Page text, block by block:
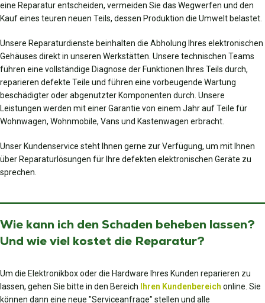
eine Reparatur entscheiden, vermeiden Sie das Wegwerfen und den
Kauf eines teuren neuen Teils, dessen Produktion die Umwelt belastet.
Unsere Reparaturdienste beinhalten die Abholung Ihres elektronischen
Gehäuses direkt in unseren Werkstätten. Unsere technischen Teams
führen eine vollständige Diagnose der Funktionen Ihres Teils durch,
reparieren defekte Teile und führen eine vorbeugende Wartung
beschädigter oder abgenutzter Komponenten durch. Unsere
Leistungen werden mit einer Garantie von einem Jahr auf Teile für
Wohnwagen, Wohnmobile, Vans und Kastenwagen erbracht.
Unser Kundenservice steht Ihnen gerne zur Verfügung, um mit Ihnen
über Reparaturlösungen für Ihre defekten elektronischen Geräte zu
sprechen.
Wie kann ich den Schaden beheben lassen?
Und wie viel kostet die Reparatur?
Um die Elektronikbox oder die Hardware Ihres Kunden reparieren zu
lassen, gehen Sie bitte in den Bereich
Ihren Kundenbereich online. Sie
können dann eine neue "Serviceanfrage" stellen und alle